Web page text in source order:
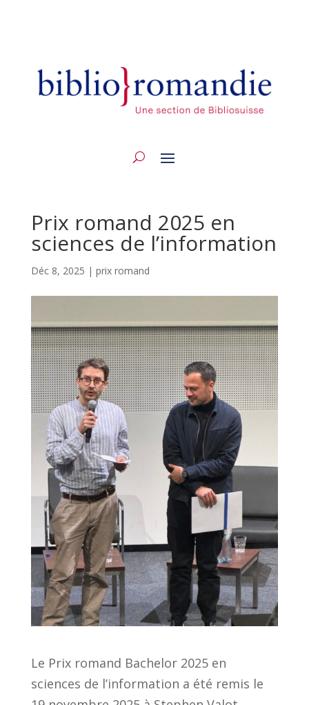
Prix romand 2025 en
sciences de l’information
Déc 8, 2025 | prix romand
Le Prix romand Bachelor 2025 en
sciences de l’information a été remis le